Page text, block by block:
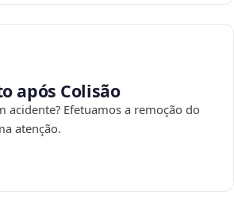
após Colisão
acidente? Efetuamos a remoção do
atenção.